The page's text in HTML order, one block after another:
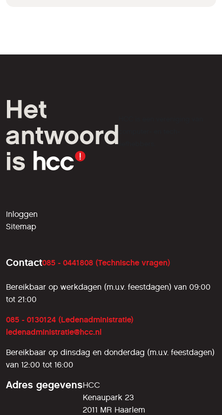
liefhebbers.
Inloggen
Sitemap
Contact085 - 0441808 (Technische vragen)
Bereikbaar op werkdagen (m.u.v. feestdagen) van 09:00
tot 21:00
085 - 0130124 (Ledenadministratie)
ledenadministratie@hcc.nl
Bereikbaar op dinsdag en donderdag (m.u.v. feestdagen)
van 12:00 tot 16:00
Adres gegevensHCC
Kenaupark 23
2011 MR Haarlem